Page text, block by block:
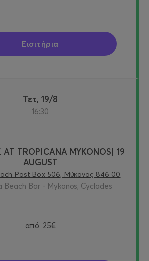
Εισιτήρια
Τετ, 19/8
16:30
AT TROPICANA MYKONOS| 19
AUGUST
Post Box 506, Μύκονος 846 00
Beach Bar - Mykonos, Cyclades
από 25€